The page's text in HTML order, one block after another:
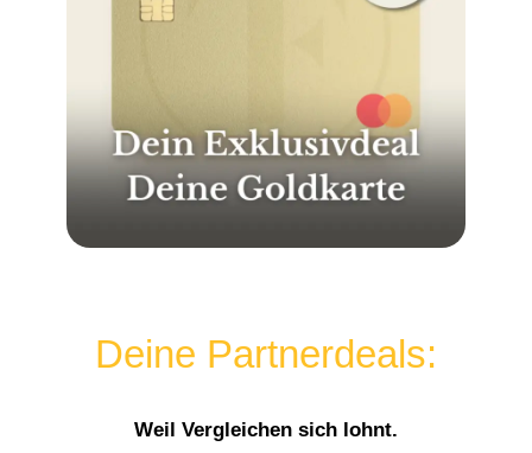
Deine Partnerdeals:
Weil Vergleichen sich lohnt.